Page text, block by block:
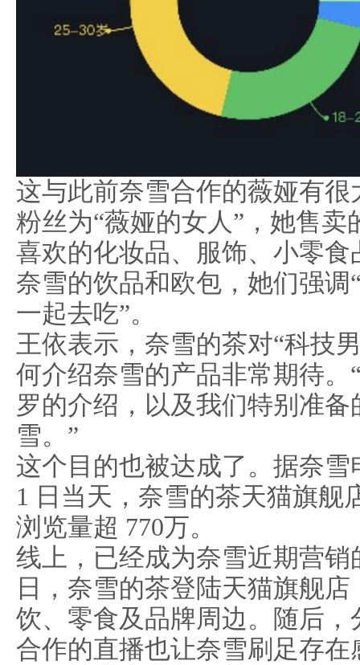
这与此前奈雪合作的薇娅有
粉丝为“薇娅的女人”，她售
喜欢的化妆品、服饰、小零
奈雪的饮品和欧包，她们强调
一起去吃”。
王依表示，奈雪的茶对“科技
何介绍奈雪的产品非常期待。
罗的介绍，以及我们特别准
雪。”
这个目的也被达成了。据奈
1 日当天，奈雪的茶天猫旗舰
浏览量超 770万。
线上，已经成为奈雪近期营
日，奈雪的茶登陆天猫旗舰
饮、零食及品牌周边。随后
合作的直播也让奈雪刷足存